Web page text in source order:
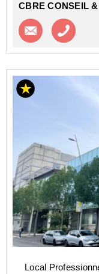
CBRE CONSEIL
Contacter
Local